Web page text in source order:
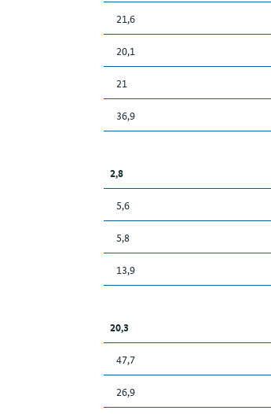
21,6
20,1
21
36,9
2,8
5,6
5,8
13,9
20,3
47,7
26,9